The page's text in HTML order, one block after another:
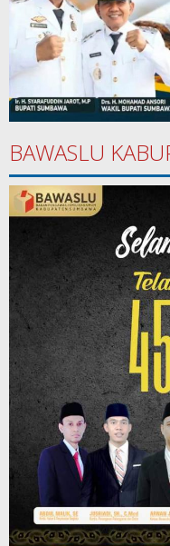
BAWASLU